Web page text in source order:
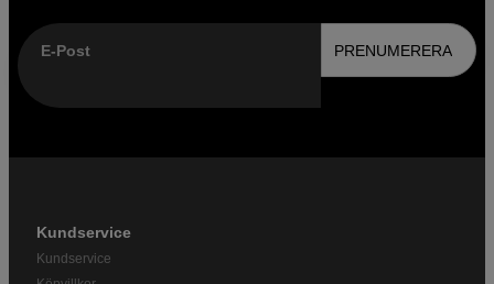
E-Post PRENUMERERA
Kundservice
Kundservice